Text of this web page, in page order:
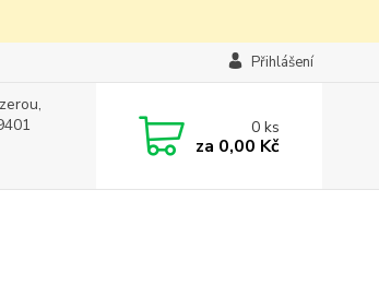
Přihlášení
0ks
za 0,00 Kč